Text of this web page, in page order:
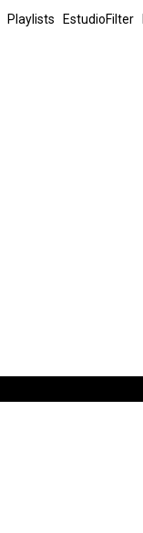
Playlists EstudioFilter